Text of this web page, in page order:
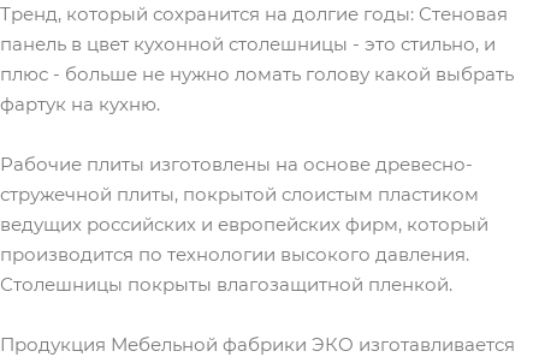
Тренд, который сохранится на долгие годы: Стеновая
панель в цвет кухонной столешницы - это стильно, и
плюс - больше не нужно ломать голову какой выбрать
фартук на кухню.
Рабочие плиты изготовлены на основе древесно-
стружечной плиты, покрытой слоистым пластиком
ведущих российских и европейских фирм, который
производится по технологии высокого давления.
Столешницы покрыты влагозащитной пленкой.
Продукция Мебельной фабрики ЭКО изготавливается